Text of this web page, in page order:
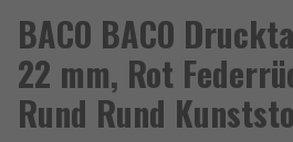
BACO BACO
22 mm, Rot
Rund Rund